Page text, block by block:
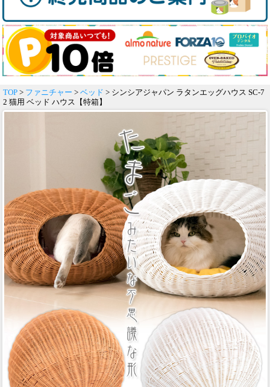
TOP > ファニチャー > ベッド > シンシアジャパン ラタンエッグハウス SC-7
2 猫用 ベッド ハウス【特箱】